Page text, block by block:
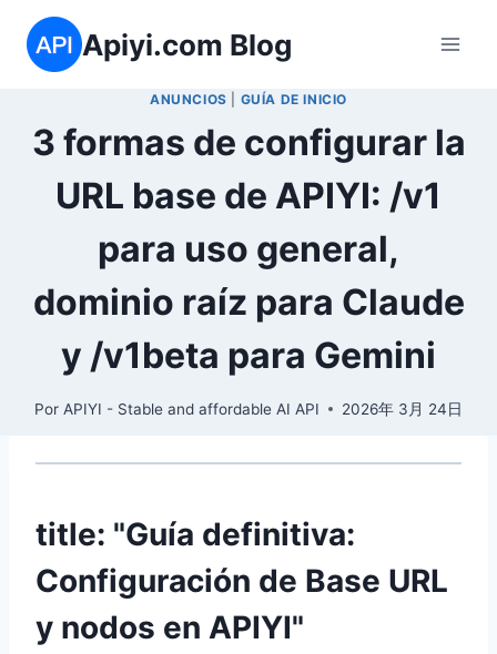
Saltar
contenido
Apiyi.com Blog
ANUNCIOS GUÍA DE INICIO
3 formas de configurar la
URL base de APIYI: /v1
para uso general,
dominio raíz para Claude
y /v1beta para Gemini
Por APIYI - Stable and affordable AI API 2026年 3月 24日
title: "Guía definitiva:
Configuración de Base URL
y nodos en APIYI"